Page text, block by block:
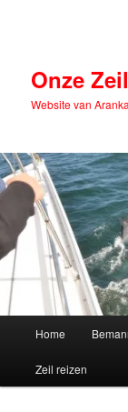
Onze
Website van
Home
Zeil reizen